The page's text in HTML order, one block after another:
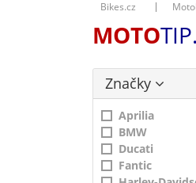
Bikes.cz
MOTO
Značky
Aprilia
BMW
Ducati
Fantic